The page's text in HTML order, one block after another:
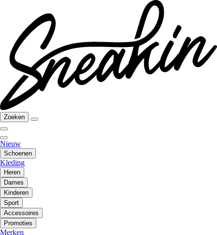
Zoeken
Nieuw
Schoenen
Kleding
Heren
Dames
Kinderen
Sport
Accessoires
Promoties
Merken